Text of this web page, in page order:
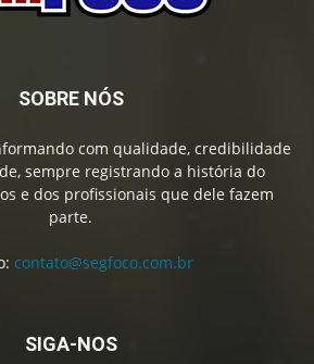
SOBRE NÓS
com qualidade, credibilidade
sempre registrando a história do
e dos profissionais que dele fazem
parte.
contato@segfoco.com.br
SIGA-NOS